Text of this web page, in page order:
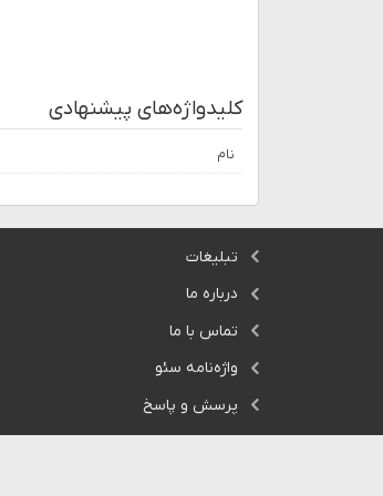
کلیدواژه‌های پیشنهادی
نام
تبلیغات
درباره ما
تماس با ما
واژه‌نامه سئو
پرسش و پاسخ